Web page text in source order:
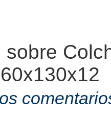
sobre